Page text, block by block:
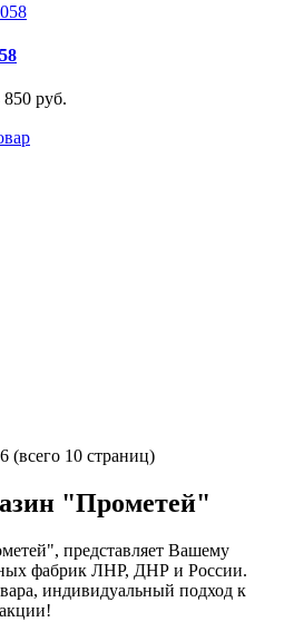
850 руб.
(всего 10 страниц)
"Прометей"
представляет Вашему
фабрик ЛНР, ДНР и России.
индивидуальный подход к